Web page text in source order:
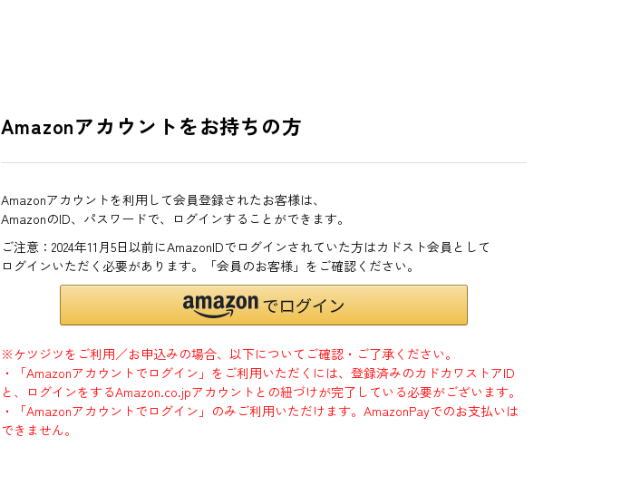
Amazonアカウントをお持ちの方
Amazonアカウントを利用して会員登録されたお客様は、
AmazonのID、パスワードで、ログインすることができます。
ご注意：2024年11月5日以前にAmazonIDでログインされていた方はカドスト会員として
ログインいただく必要があります。「会員のお客様」をご確認ください。
※ケツジツをご利用／お申込みの場合、以下についてご確認・ご了承ください。
・「Amazonアカウントでログイン」をご利用いただくには、登録済みのカドカワストアID
と、ログインをするAmazon.co.jpアカウントとの紐づけが完了している必要がございます。
・「Amazonアカウントでログイン」のみご利用いただけます。AmazonPayでのお支払いは
できません。